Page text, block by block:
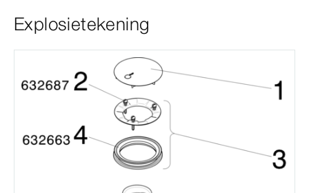
Explosietekening